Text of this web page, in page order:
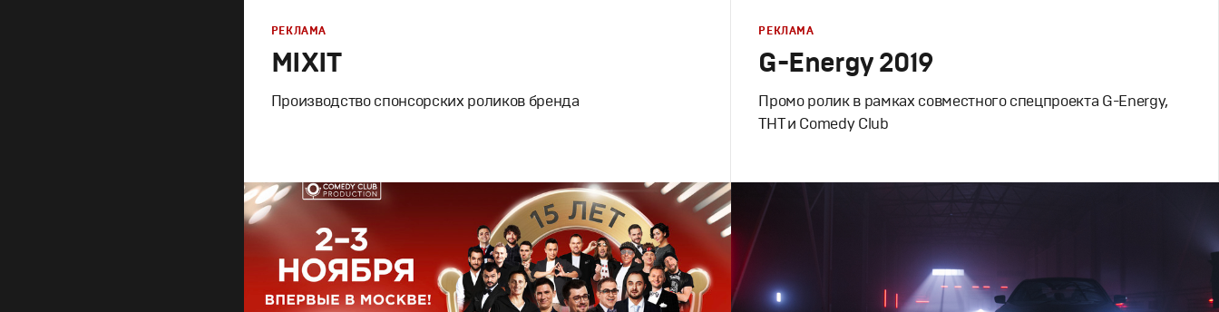
MIXIT
Производство спонсорских роликов бренда
Реклама
Продакшн
РЕКЛАМА
G-Energy 2019
Промо ролик в рамках совместного спецпроекта G-Energy,
ТНТ и Comedy Club
Реклама
Креатив
РЕКЛАМА